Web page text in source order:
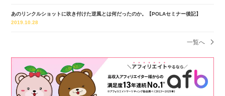
あのリンクルショットに吹き付けた逆風とは何だったのか。【POLAセミナー後記】
2019.10.28
一覧へ